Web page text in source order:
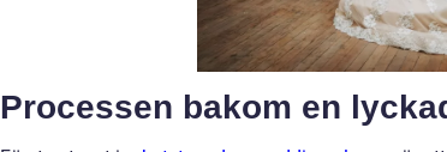
Processen bakom en